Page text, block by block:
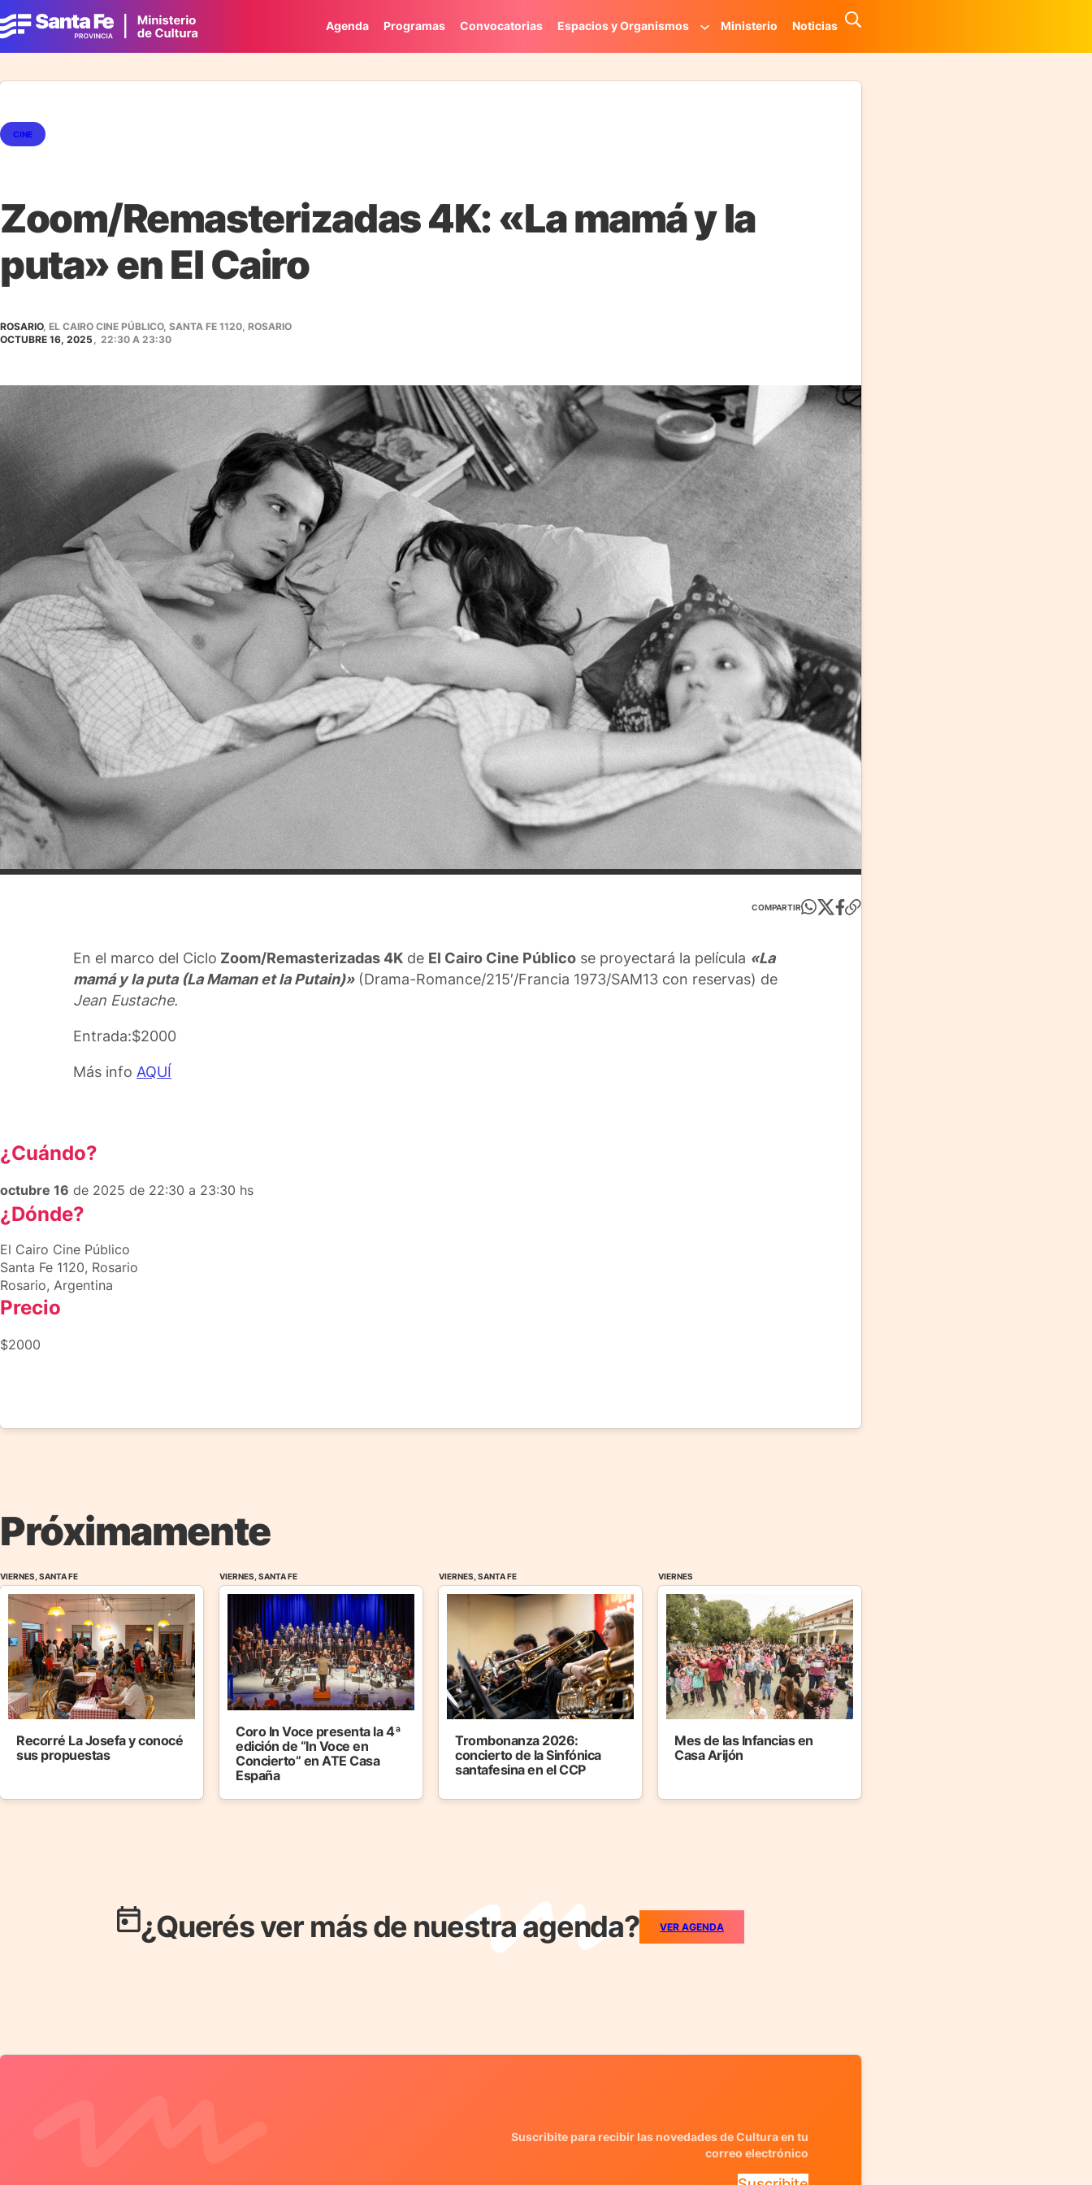
Agenda Programas Convocatorias Espacios y Organismos Ministerio Noticias
CINE
Zoom/Remasterizadas 4K: «La mamá y la
puta» en El Cairo
ROSARIO, EL CAIRO CINE PÚBLICO, SANTA FE 1120, ROSARIO
OCTUBRE 16, 2025
22:30 A 23:30
COMPARTIR
En el marco del Ciclo Zoom/Remasterizadas 4K de El Cairo Cine Público se proyectará la película «La
mamá y la puta (La Maman et la Putain)»(Drama-Romance/215′/Francia 1973/SAM13 con reservas) de
Jean Eustache.
Entrada:$2000
Más info AQUÍ
¿Cuándo?
octubre 16 de 2025 de 22:30 a 23:30 hs
¿Dónde?
El Cairo Cine Público
Santa Fe 1120, Rosario
Rosario, Argentina
Precio
$2000
Próximamente
VIERNES, SANTA FE
Recorré La Josefa y conocé
sus propuestas
VIERNES, SANTA FE
Coro In Voce presenta la 4ª
edición de “In Voce en
Concierto” en ATE Casa
España
VIERNES, SANTA FE
Trombonanza 2026:
concierto de la Sinfónica
santafesina en el CCP
VIERNES
Mes de las Infancias en
Casa Arijón
¿Querés ver más de nuestra agenda? VER AGENDA
Suscribite para recibir las novedades de Cultura en tu
correo electrónico